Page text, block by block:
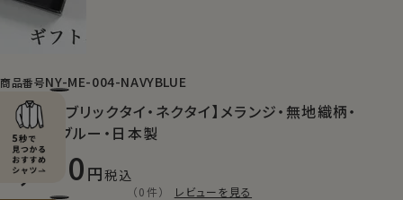
商品番号NY-ME-004-NAVYBLUE
【山梨ファブリックタイ・ネクタイ】メランジ・無地織柄・
ネイビーブルー・日本製
7,150 税込
（0件） レビューを見る